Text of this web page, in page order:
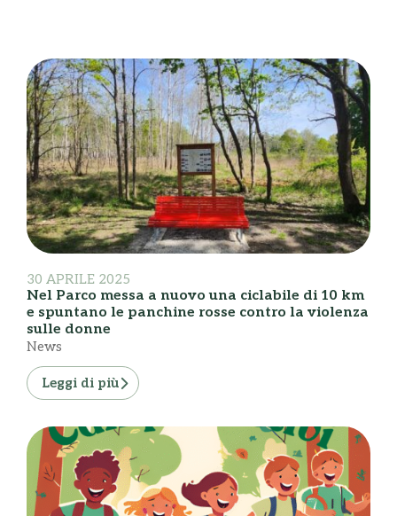
30 APRILE 2025
Nel Parco messa a nuovo una ciclabile di 10 km
e spuntano le panchine rosse contro la violenza
sulle donne
News
Leggi di più